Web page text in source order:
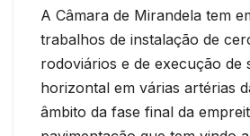
A Câmara de Mirandela tem
trabalhos de instalação de
rodoviários e de execução de
horizontal em várias artérias
âmbito da fase final da